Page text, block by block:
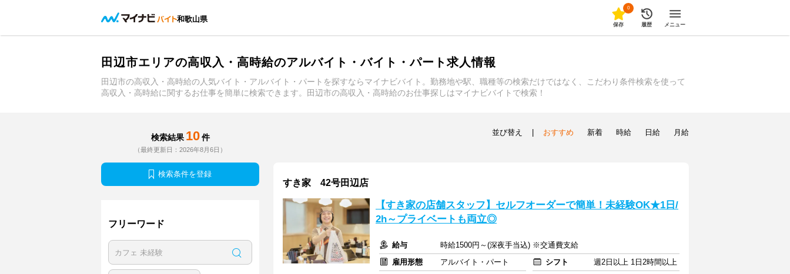
和歌山県
0
保存 履歴 メニュー
田辺市エリアの高収入・高時給のアルバイト・バイト・パート求人情報
田辺市の高収入・高時給の人気バイト・アルバイト・パートを探すならマイナビバイト。勤務地や駅、職種等の検索だけではなく、こだわり条件検索を使って
高収入・高時給に関するお仕事を簡単に検索できます。田辺市の高収入・高時給のお仕事探しはマイナビバイトで検索！
検索結果 10 件
（最終更新日：2026年8月6日）
検索条件を登録
フリーワード
並び替え おすすめ 新着 時給 日給 月給
すき家 42号田辺店
【すき家の店舗スタッフ】セルフオーダーで簡単！未経験OK★1日/
2h～プライベートも両立◎
給与
時給1500円～(深夜手当込) ※交通費支給
雇用形態
アルバイト・パート シフト
週2日以上 1日2時間以上